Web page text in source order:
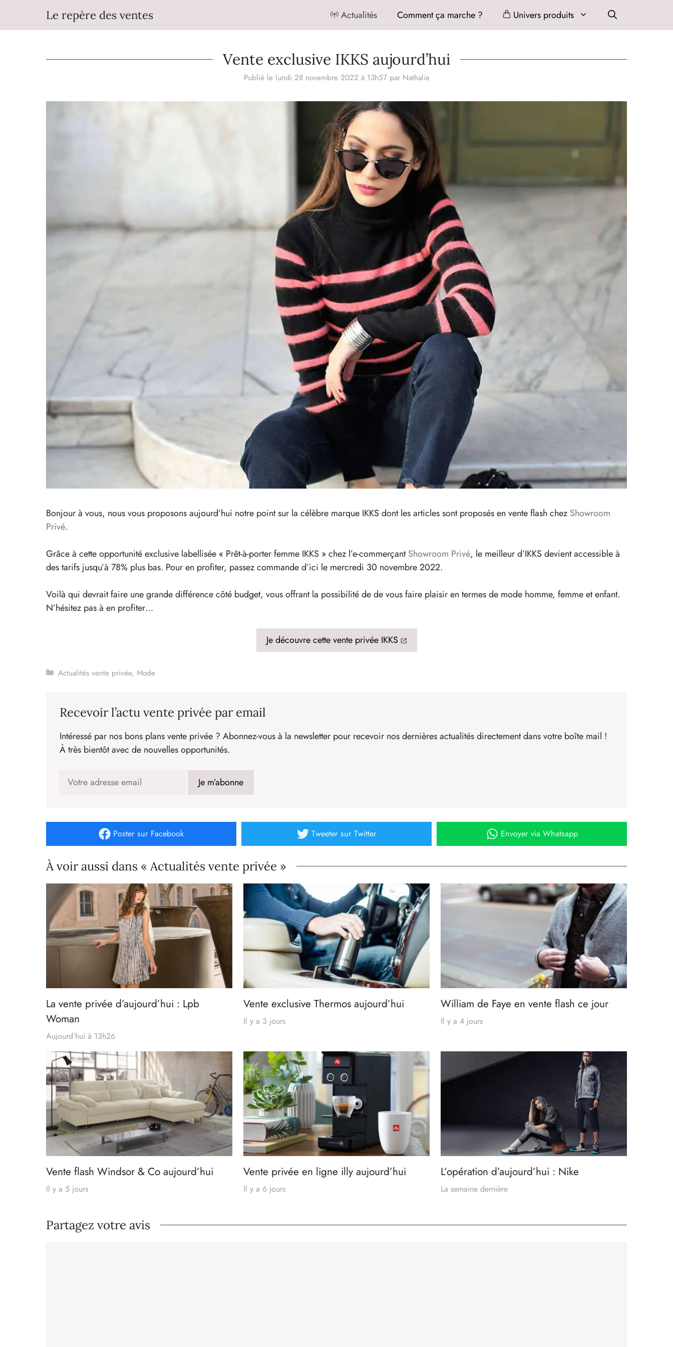
contenu
Le repère des ventes Actualités Comment ça marche ? Univers produits
Vente exclusive IKKS aujourd’hui
Publié le lundi 28 novembre 2022 à 13h57 par Nathalie
Bonjour à vous, nous vous proposons aujourd’hui notre point sur la célèbre marque IKKS dont les articles sont proposés en vente flash chez Showroom
Privé.
Grâce à cette opportunité exclusive labellisée « Prêt-à-porter femme IKKS » chez l’e-commerçantShowroom Privé, le meilleur d’IKKS devient accessible à
des tarifs jusqu’à 78% plus bas. Pour en profiter, passez commande d’ici le mercredi 30 novembre 2022.
Voilà qui devrait faire une grande différence côté budget, vous offrant la possibilité de de vous faire plaisir en termes de mode homme, femme et enfant.
N’hésitez pas à en profiter…
Je découvre cette vente privée IKKS
Catégories
Actualités vente privée,Mode
Recevoir l’actu vente privée par email
Intéressé par nos bons plans vente privée ? Abonnez-vous à la newsletter pour recevoir nos dernières actualités directement dans votre boîte mail !
À très bientôt avec de nouvelles opportunités.
Poster sur Facebook Tweetersur Twitter Envoyervia Whatsapp
À voir aussi dans « Actualités vente privée »
La vente privée d’aujourd’hui : Lpb
Woman
Aujourd’hui à 13h26
Vente exclusive Thermos aujourd’hui
Il y a 3 jours
William de Faye en vente flash ce jour
Il y a 4 jours
Vente flash Windsor & Co aujourd’hui
Il y a 5 jours
Vente privée en ligne illy aujourd’hui
Il y a 6 jours
L’opération d’aujourd’hui : Nike
La semaine dernière
Partagez votre avis